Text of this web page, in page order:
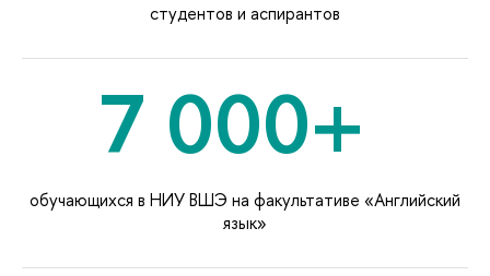
студентов и аспиранто
7 000+
обучающихся в НИУ ВШЭ на факультативе «Английский
язык»